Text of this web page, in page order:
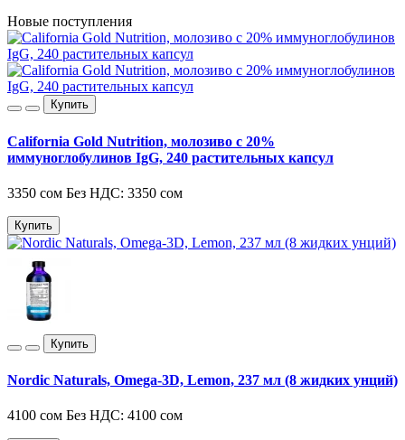
Новые поступления
Купить
California Gold Nutrition, молозиво с 20%
иммуноглобулинов IgG, 240 растительных капсул
3350 сом Без НДС: 3350 сом
Купить
Купить
Nordic Naturals, Omega-3D, Lemon, 237 мл (8 жидких унций)
4100 сом Без НДС: 4100 сом